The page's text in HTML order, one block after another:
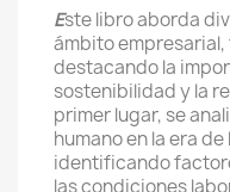
Este libro aborda
ámbito
destacando la
sostenibilidad y la
primer lugar, se
humano en la era
identificando
las condiciones